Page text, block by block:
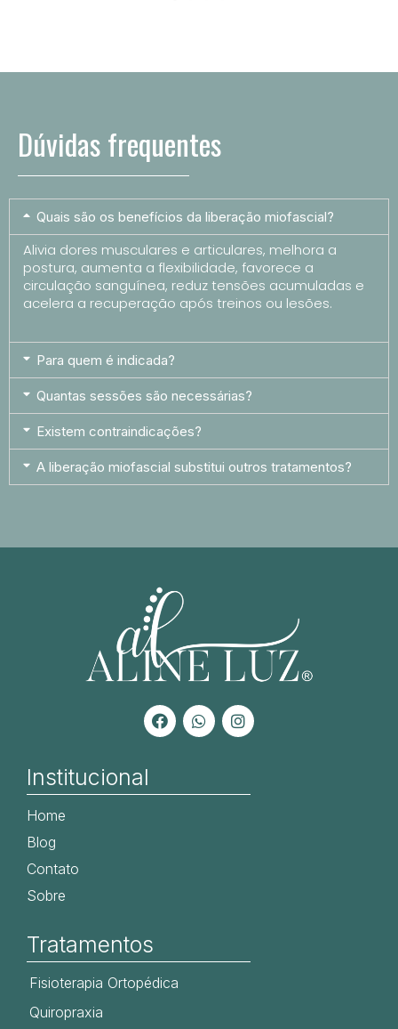
Dúvidas frequentes
Quais são os benefícios da liberação miofascial?
Alivia dores musculares e articulares, melhora a
postura, aumenta a flexibilidade, favorece a
circulação sanguínea, reduz tensões acumuladas e
acelera a recuperação após treinos ou lesões.
Para quem é indicada?
Quantas sessões são necessárias?
Existem contraindicações?
A liberação miofascial substitui outros tratamentos?
Institucional
Home
Blog
Contato
Sobre
Tratamentos
Fisioterapia Ortopédica
Quiropraxia